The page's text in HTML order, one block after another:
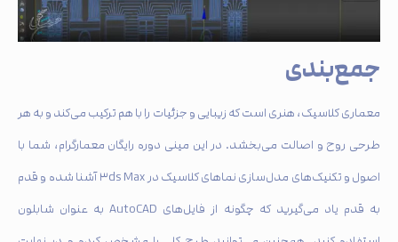
جمع‌بندی
معماری کلاسیک، هنری است که زیبایی و جزئیات را با هم ترکیب می‌کند و به هر
طرحی روح و اصالت می‌بخشد. در این مینی دوره رایگان معمارگرام، شما با
اصول و تکنیک‌های مدل‌سازی نماهای کلاسیک در ۳ds Max آشنا شده و قدم
به قدم یاد می‌گیرید که چگونه از فایل‌های AutoCAD به عنوان شابلون